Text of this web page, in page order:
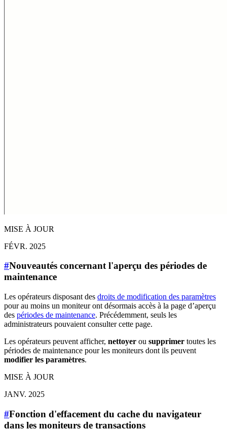
MISE À JOUR
FÉVR. 2025
#Nouveautés concernant l'aperçu des périodes de
maintenance
Les opérateurs disposant des droits de modification des paramètres
pour au moins un moniteur ont désormais accès à la page d’aperçu
des périodes de maintenance. Précédemment, seuls les
administrateurs pouvaient consulter cette page.
Les opérateurs peuvent afficher, nettoyer ou supprimer toutes les
périodes de maintenance pour les moniteurs dont ils peuvent
modifier les paramètres.
MISE À JOUR
JANV. 2025
#Fonction d'effacement du cache du navigateur
dans les moniteurs de transactions